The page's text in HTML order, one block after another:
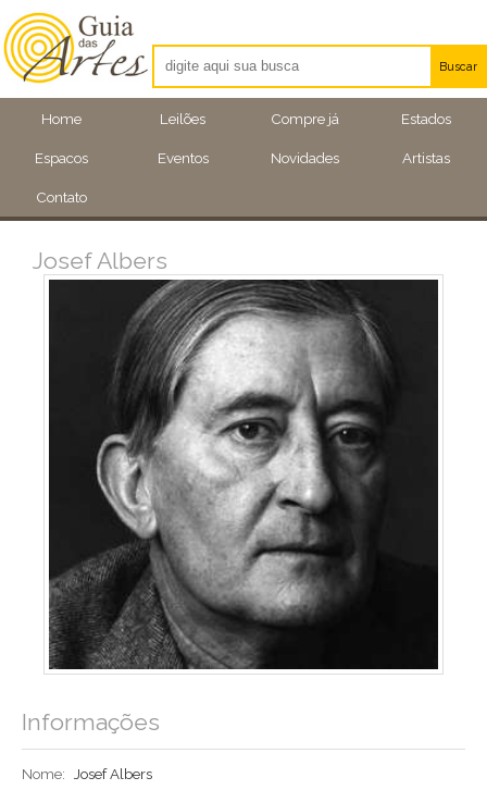
Home Leilões Compre já Estados
Espacos Eventos Novidades Artistas
Contato
Buscar
Artistas
Eventos
Josef Albers
Informações
Nome: Josef Albers